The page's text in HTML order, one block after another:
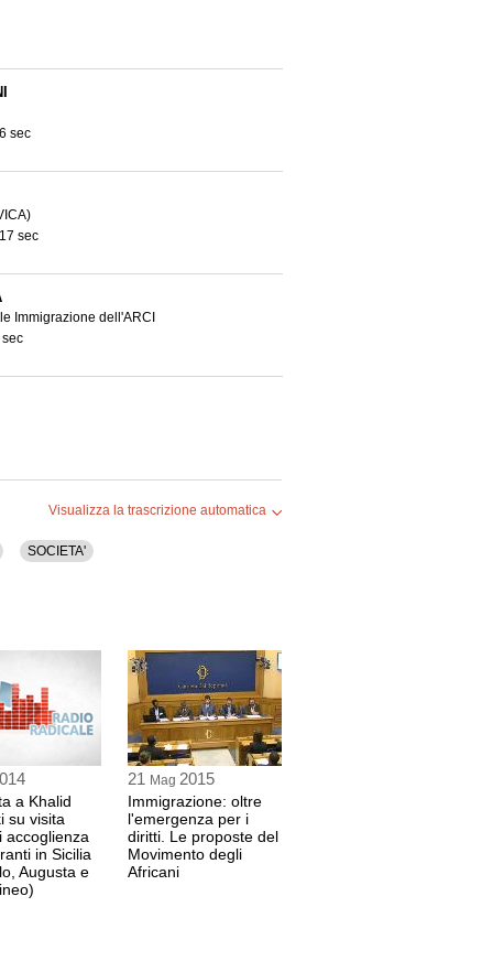
sec
sec
Immigrazione dell'ARCI
sec
sec
sec
Visualizza la trascrizione automatica
SOCIETA'
a Khalid
su visita
accoglienza
in Sicilia
Augusta e
21 Mag 2015
Immigrazione: oltre
l'emergenza per i
diritti. Le proposte del
Movimento degli
Africani